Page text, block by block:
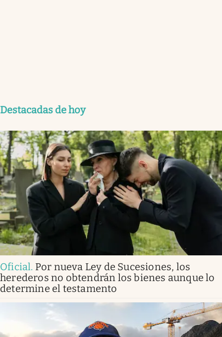
Destacadas de hoy
Oficial. Por nueva Ley de Sucesiones, los
herederos no obtendrán los bienes aunque lo
determine el testamento